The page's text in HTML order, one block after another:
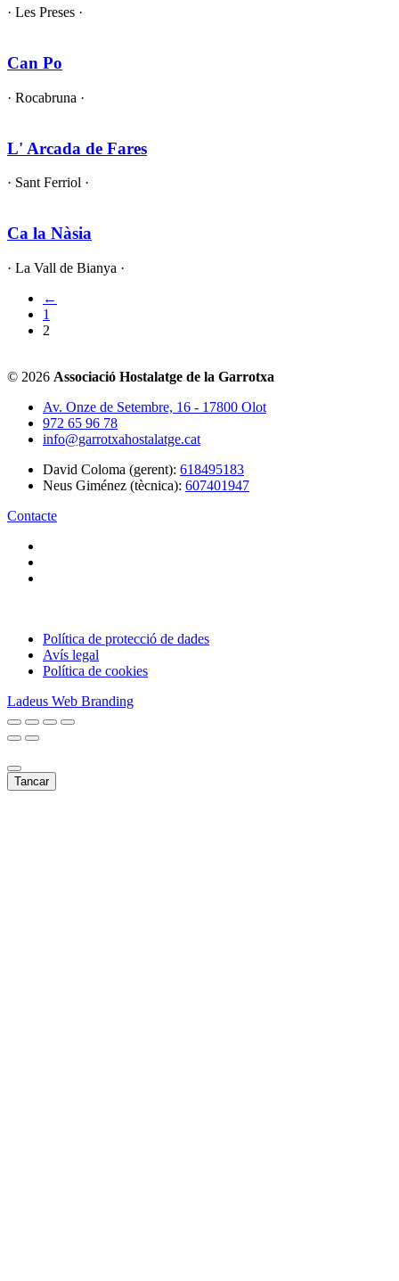
· Les Preses ·
Can Po
· Rocabruna ·
L' Arcada de Fares
· Sant Ferriol ·
Ca la Nàsia
· La Vall de Bianya ·
←
1
2
© 2026 Associació Hostalatge de la Garrotxa
Av. Onze de Setembre, 16 - 17800 Olot
972 65 96 78
info@garrotxahostalatge.cat
David Coloma (gerent): 618495183
Neus Giménez (tècnica): 607401947
Contacte
Política de protecció de dades
Avís legal
Política de cookies
Ladeus Web Branding
Tancar